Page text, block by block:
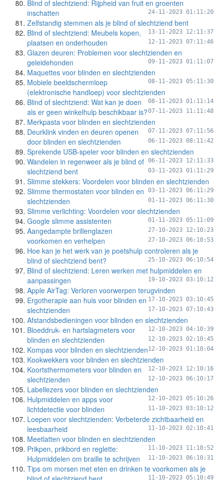
Blind of slechtziend: Rijpheid van fruit en groenten
inschatten
24-11-2023 01:11:20
Zelfstandig stemmen als je blind of slechtziend bent
13-11-2023 12:11:37
Blind of slechtziend: Meubels kopen,
plaatsen en onderhouden
12-11-2023 07:11:46
Glazen deuren: Problemen voor slechtzienden en
geleidehonden
09-11-2023 01:11:07
Maquettes voor blinden en slechtzienden
08-11-2023 05:11:30
Mobiele beeldschermloep
(elektronische handloep) voor slechtzienden
08-11-2023 01:11:14
Blind of slechtziend: Wat kan je doen
als er geen winkelhulp beschikbaar is?07-11-2023 11:11:48
Merkpasta voor blinden en slechtzienden
07-11-2023 07:11:56
Deurklink vinden en deuren openen
door blinden en slechtzienden
06-11-2023 08:11:42
Sprekende USB-speler voor blinden en slechtzienden
06-11-2023 12:11:33
Wandelen in regenweer als je blind of
slechtziend bent
03-11-2023 01:11:29
Slimme stekkers: Voordelen voor blinden en slechtzienden
03-11-2023 06:11:29
Slimme thermostaten voor blinden en
slechtzienden
01-11-2023 06:11:30
Slimme verlichting: Voordelen voor slechtzienden
01-11-2023 05:11:09
Google slimme assistenten
27-10-2023 12:10:23
Aangedampte brillenglazen
voorkomen en verhelpen
27-10-2023 06:10:53
Hoe kan je het werk van je poetshulp controleren als je
blind of slechtziend bent?
25-10-2023 06:10:54
Blind of slechtziend: Leren werken met hulpmiddelen en
aanpassingen
19-10-2023 03:10:12
Apple AirTag: Verloren voorwerpen terugvinden
17-10-2023 03:10:45
Ergotherapie aan huis voor blinden en
slechtzienden
17-10-2023 07:10:43
Afstandsbedieningen voor blinden en slechtzienden
12-10-2023 04:10:39
Bloeddruk- en hartslagmeters voor
blinden en slechtzienden
12-10-2023 02:10:45
Kompas voor blinden en slechtzienden12-10-2023 01:10:04
Kookwekkers voor blinden en slechtzienden
12-10-2023 12:10:16
Koortsthermometers voor blinden en
slechtzienden
12-10-2023 06:10:17
Labellezers voor blinden en slechtzienden
12-10-2023 05:10:26
Hulpmiddelen en apps voor
lichtdetectie voor blinden
11-10-2023 03:10:12
Loepen voor slechtzienden: Verbeterde zichtbaarheid en
leesbaarheid
11-10-2023 02:10:41
Meetlatten voor blinden en slechtzienden
11-10-2023 11:10:52
Prikpen, prikbord en reglette:
Hulpmiddelen om braille te schrijven
11-10-2023 06:10:31
Tips om morsen met eten en drinken te voorkomen als je
11-10-2023 05:10:49